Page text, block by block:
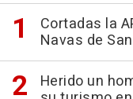
Cortadas la
Navas de
Herido un